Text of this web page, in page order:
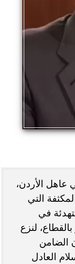
عاهل الأردن،
التي
في
لنزع
الضامن
العادل